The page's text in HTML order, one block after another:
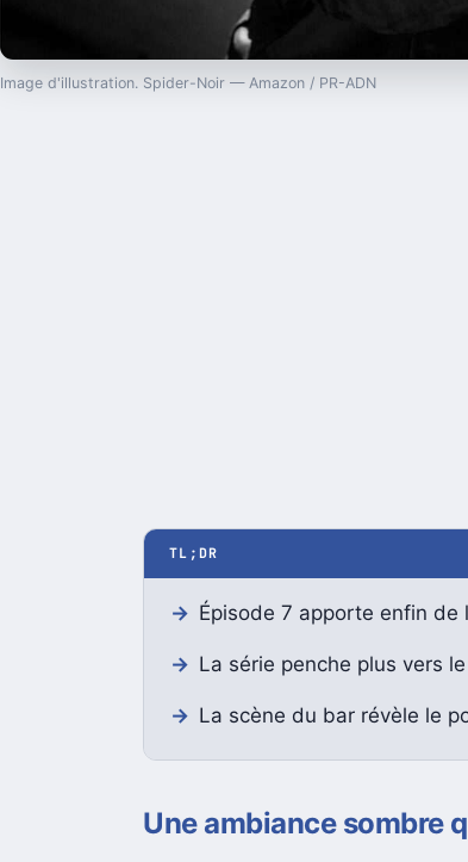
Image d'illustration. Spider-Noir — Amazon / PR-ADN
TL;DR
Épisode 7 apporte enfin de
La série penche plus vers
La scène du bar révèle le
Une ambiance sombre